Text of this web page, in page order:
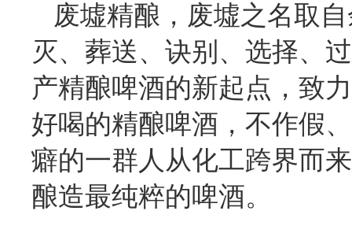
废墟精酿，废墟之名取
灭、葬送、诀别、选择、
产精酿啤酒的新起点，致
好喝的精酿啤酒，不作假
癖的一群人从化工跨界而
酿造最纯粹的啤酒。